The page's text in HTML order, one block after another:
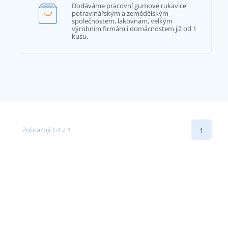
Dodáváme pracovní gumové rukavice
potravinářským a zemědělským
společnostem, lakovnám, velkým
výrobním firmám i domácnostem již od 1
kusu.
Zobrazuji 1-1 z 1 1